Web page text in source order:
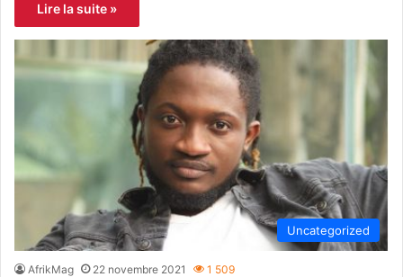
Lire la suite »
Uncategorized
AfrikMag 22 novembre 2021 1 509